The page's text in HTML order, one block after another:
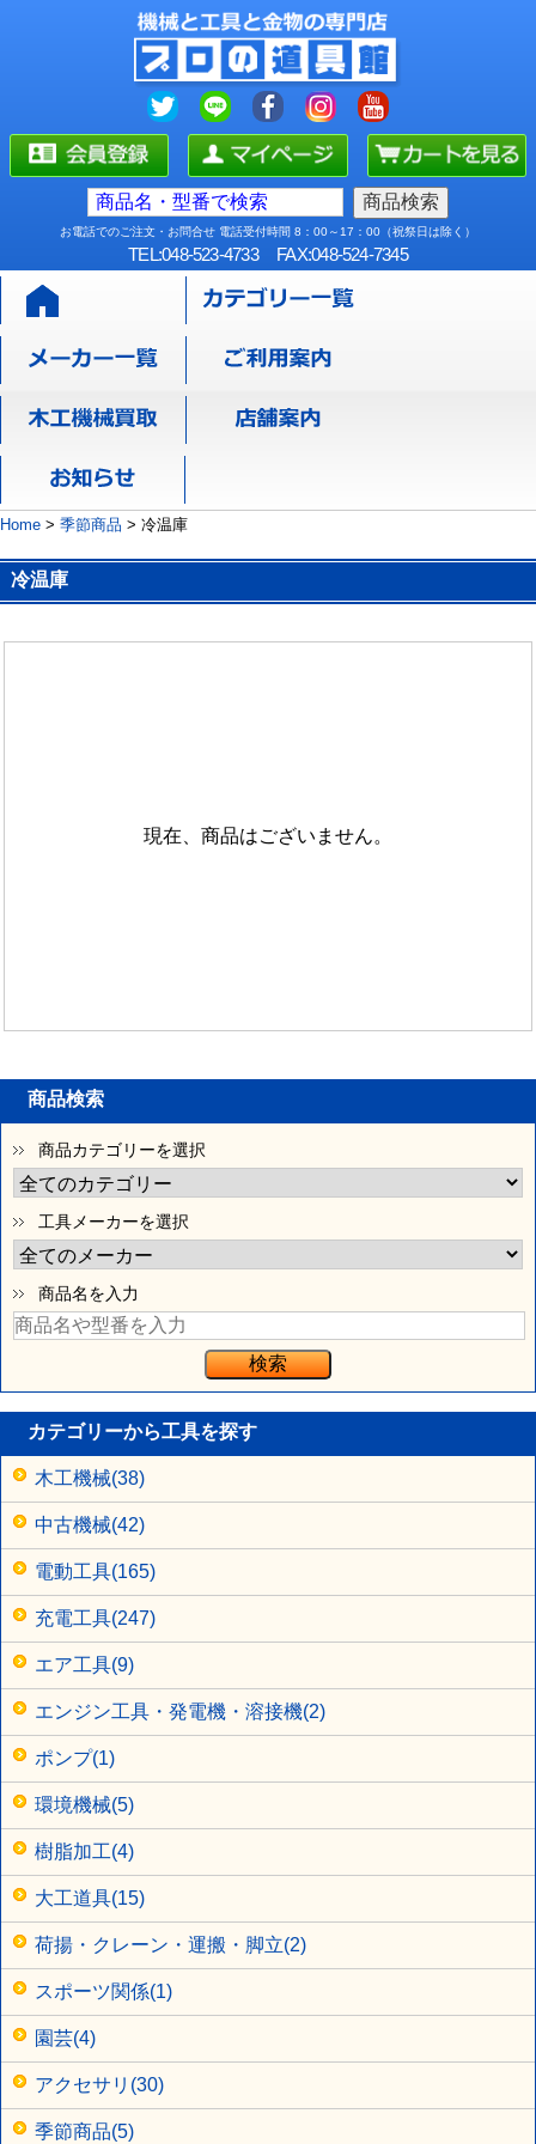
お電話でのご注文・お問合せ 電話受付時間 8：00～17：00（祝祭日は除く）
TEL:048-523-4733 FAX:048-524-7345
Home > 季節商品 > 冷温庫
冷温庫
現在、商品はございません。
商品検索
商品カテゴリーを選択
工具メーカーを選択
商品名を入力
カテゴリーから工具を探す
木工機械(38)
中古機械(42)
電動工具(165)
充電工具(247)
エア工具(9)
エンジン工具・発電機・溶接機(2)
ポンプ(1)
環境機械(5)
樹脂加工(4)
大工道具(15)
荷揚・クレーン・運搬・脚立(2)
スポーツ関係(1)
園芸(4)
アクセサリ(30)
季節商品(5)